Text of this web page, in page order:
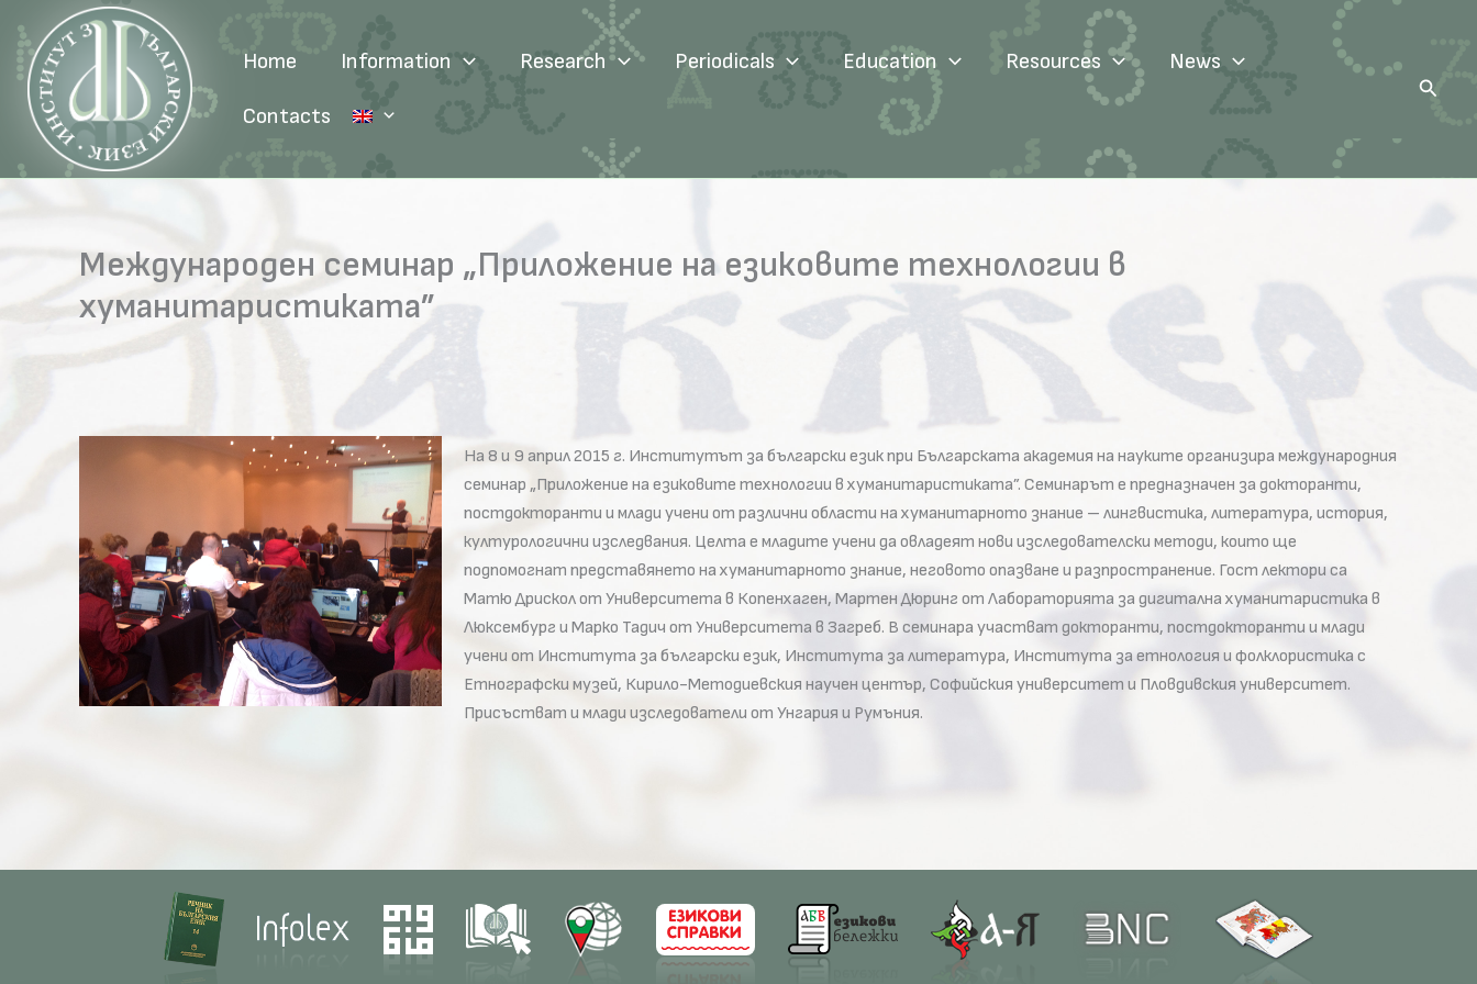
content
Home Information Research Periodicals Education Resources News
Contacts
Search
Международен семинар „Приложение на езиковите технологии в
хуманитаристиката”
На 8 и 9 април 2015 г. Институтът за български език при Българската академия на науките организира международния
семинар „Приложение на езиковите технологии в хуманитаристиката”. Семинарът е предназначен за докторанти,
постдокторанти и млади учени от различни области на хуманитарното знание – лингвистика, литература, история,
културологични изследвания. Целта е младите учени да овладеят нови изследователски методи, които ще
подпомогнат представянето на хуманитарното знание, неговото опазване и разпространение. Гост лектори са
Матю Дрискол от Университета в Копенхаген, Мартен Дюринг от Лабораторията за дигитална хуманитаристика в
Люксембург и Марко Тадич от Университета в Загреб. В семинара участват докторанти, постдокторанти и млади
учени от Института за български език, Института за литература, Института за етнология и фолклористика с
Етнографски музей, Кирило-Методиевския научен център, Софийския университет и Пловдивския университет.
Присъстват и млади изследователи от Унгария и Румъния.